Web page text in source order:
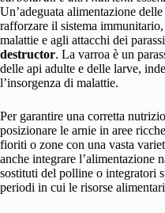
Un’adeguata alimentazione
rafforzare il sistema
malattie e agli attacchi dei
destructor. La varroa è un
delle api adulte e delle larve,
l’insorgenza di malattie.
Per garantire una corretta
posizionare le arnie in aree
fioriti o zone con una vasta
anche integrare l’alimentazione
sostituti del polline o integratori
periodi in cui le risorse alimentari